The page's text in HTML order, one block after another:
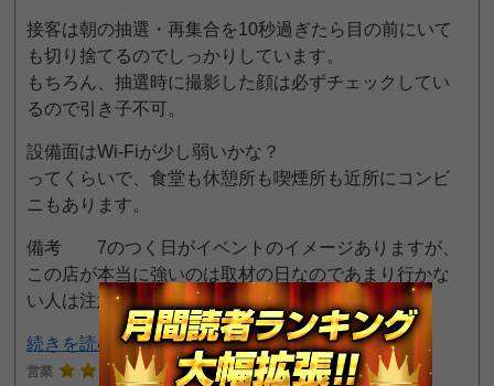
接客は朝の抽選・再集合を10秒過ぎたら目の前にいて
も切り捨てるのでしっかりしています。
もちろん、抽選時に撮影した顔は必ずチェックしてい
るので引き子不可。
設備面はWi-Fiが少し弱いかな？
ってくらいで、食堂も休憩所も喫煙所も近所にコンビ
ニもあります。
備考 7のつく日がイベントのイメージありますが、
この店が本当に強いのは取材の日なのであまり行かな
い人は注意
続きを読む
営業 4 接客
4